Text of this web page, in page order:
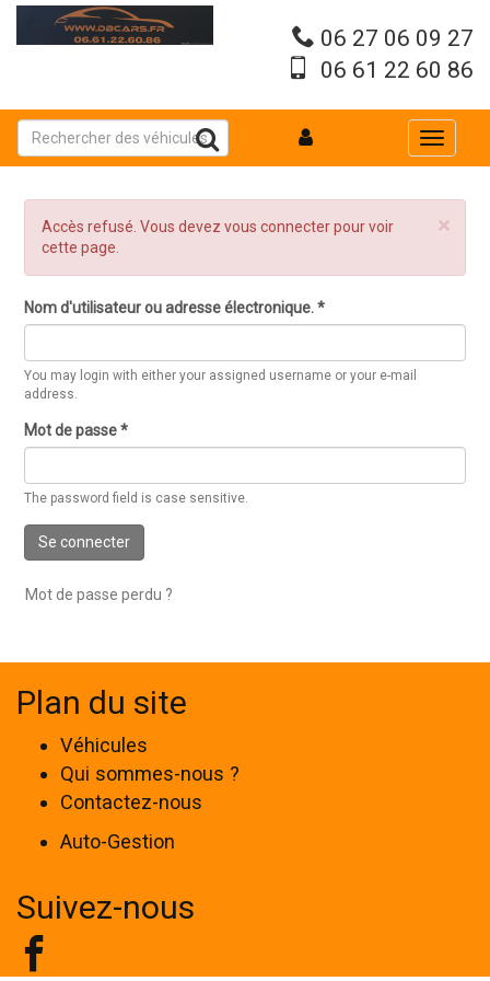
Aller
06 27 06 09 27
06 61 22 60 86
Toggle
×
Message
d'erreur
Accès refusé. Vous devez vous connecter pour voir
cette page.
Nom d'utilisateur ou adresse électronique.*
You may login with either your assigned username or your e-mail
address.
Mot de passe*
The password field is case sensitive.
Se connecter
Mot de passe perdu ?
Plan du site
Véhicules
Qui sommes-nous ?
Contactez-nous
Auto-Gestion
Suivez-nous